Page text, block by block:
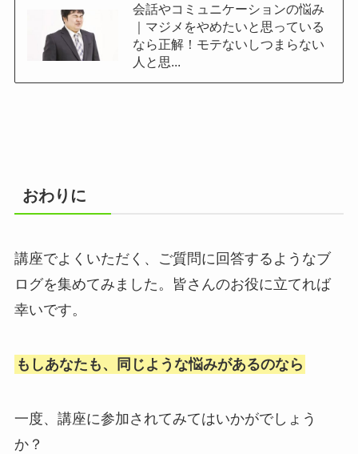
会話やコミュニケーションの悩み
｜マジメをやめたいと思っている
なら正解！モテないしつまらない
人と思...
おわりに
講座でよくいただく、ご質問に回答するようなブ
ログを集めてみました。皆さんのお役に立てれば
幸いです。
もしあなたも、同じような悩みがあるのなら
一度、講座に参加されてみてはいかがでしょう
か？